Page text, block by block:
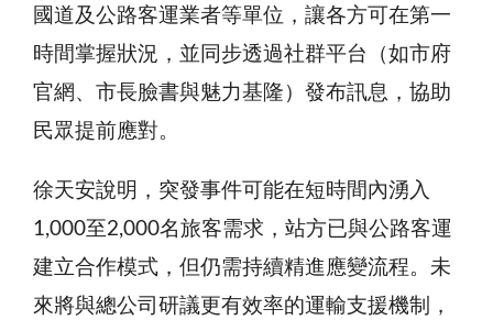
國道及公路客運業者等單位，讓各方可在第一
時間掌握狀況，並同步透過社群平台（如市府
官網、市長臉書與魅力基隆）發布訊息，協助
民眾提前應對。
徐天安說明，突發事件可能在短時間內湧入
1,000至2,000名旅客需求，站方已與公路客運
建立合作模式，但仍需持續精進應變流程。未
來將與總公司研議更有效率的運輸支援機制，